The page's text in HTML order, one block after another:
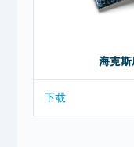
海克
下载